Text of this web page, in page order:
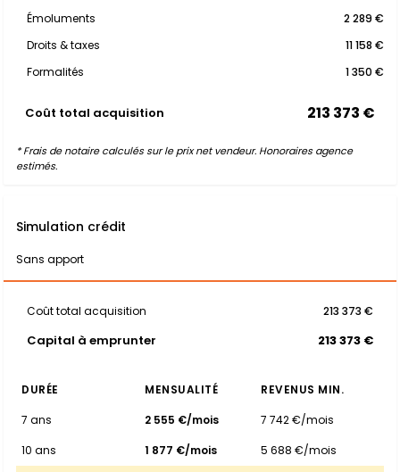
Émoluments
2 289 €
Droits & taxes
11 158 €
Formalités
1 350 €
Coût total acquisition 213 373 €
* Frais de notaire calculés sur le prix net vendeur. Honoraires agence
estimés.
Simulation crédit
Sans apport
Coût total acquisition 213 373 €
Capital à emprunter 213 373 €
DURÉE MENSUALITÉ
REVENUS MIN.
7 ans
2 555 €/mois
7 742 €/mois
10 ans
1 877 €/mois
5 688 €/mois